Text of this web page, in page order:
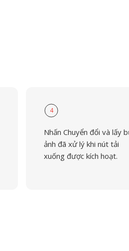
4
Nhấn Chuyển đổi và lấy
ảnh đã xử lý khi nút tải
xuống được kích hoạt.